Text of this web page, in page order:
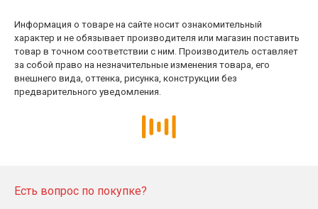
Информация о товаре на сайте носит ознакомительный
характер и не обязывает производителя или магазин поставить
товар в точном соответствии с ним. Производитель оставляет
за собой право на незначительные изменения товара, его
внешнего вида, оттенка, рисунка, конструкции без
предварительного уведомления.
Есть вопрос по покупке?